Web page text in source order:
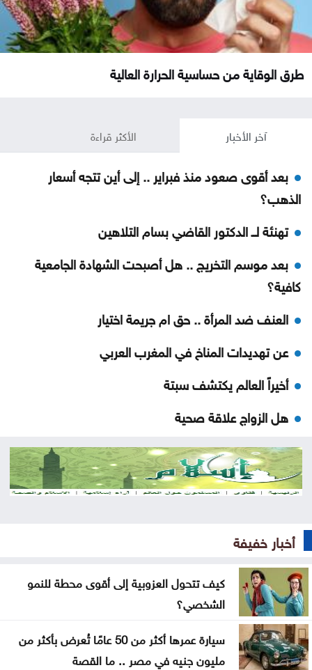
طرق الوقاية من حساسية الحرارة العالية
آخر الأخبار الأكثر قراءة
بعد أقوى صعود منذ فبراير .. إلى أين تتجه أسعار
الذهب؟
تهنئة لــ الدكتور القاضي بسام التلاهين
بعد موسم التخريج .. هل أصبحت الشهادة الجامعية
كافية؟
العنف ضد المرأة .. حق ام جريمة اختيار
عن تهديدات المناخ في المغرب العربي
أخيراً العالم يكتشف سبتة
هل الزواج علاقة صحية
من كريم خان إلى بيدرو سانشيز… كلفة الوقوف مع
فلسطين
دراسة حديثة: التحدث بأكثر من لغة يبطئ الشيخوخة
البيولوجية للدماغ
لا تغيير على موعد العودة للمدارس
تركيا والسعودية وباكستان تعتزم توقيع اتفاقية دفاع
مشترك
أخبار خفيفة
كيف تتحول العزوبية إلى أقوى محطة للنمو
الشخصي؟
سيارة عمرها أكثر من 50 عامًا تُعرض بأكثر من
مليون جنيه في مصر .. ما القصة